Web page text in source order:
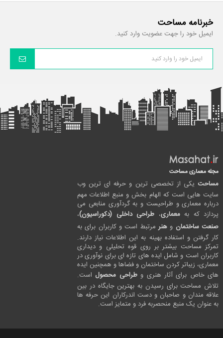
خبرنامه مساحت
ایمیل خود را جهت عضویت وارد کنید.
مجله معماری مساحت
مساحت یکی از تخصصی ترین و حرفه ای ترین وب
سایت هایی است که الهام بخش و منبع اطلاعات مهم
درباره معماری و طراحیست و به گردآوری منابعی می
پردازد که بهمعماری، طراحی داخلی (دکوراسیون)،
صنعت ساختمان و هنرمرتبط است و کاربران برای به
کار گرفتن و استفاده بهینه به این اطلاعات نیاز دارند.
تمرکز مساحت بیشتر بر روی قوه تحلیلی و دیداری
کاربران است و شامل ایده های تازه ای برای نوآوری در
معماری، زیباتر کردن ساختمان و فضاها و همچنین ایده
های خاص برای آثار هنری وطراحی محصول است.
تلاش مساحت برای رسیدن به بهترین جایگاه در بین
علاقه مندان و صاحبان و دست اندرکاران این حرفه ها
به عنوان یک منبع منحصربه فرد و متمایز است.